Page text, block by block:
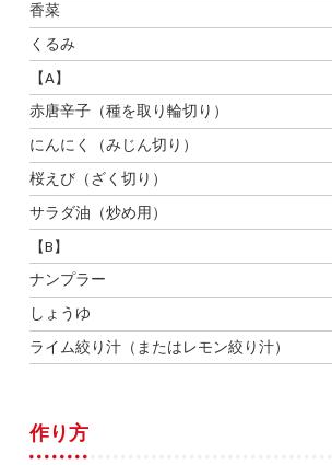
香菜
くるみ
【A】
赤唐辛子（種を取り輪切り）
にんにく（みじん切り）
桜えび（ざく切り）
サラダ油（炒め用）
【B】
ナンプラー
しょうゆ
ライム絞り汁（またはレモン絞り汁）
作り方